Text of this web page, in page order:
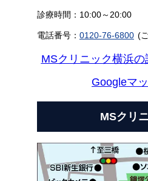
診療時間：10:00～20:00
電話番号： 0120-76-6800 (
MSクリニック横浜
Googleマ
MSクリ